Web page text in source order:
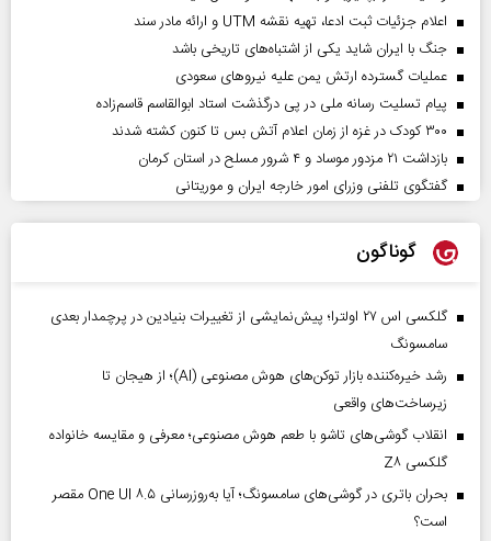
اعلام جزئیات ثبت ادعا، تهیه نقشه UTM و ارائه مادر سند
جنگ با ایران شاید یکی از اشتباه‌های تاریخی باشد
عملیات گسترده ارتش یمن علیه نیروهای سعودی
پیام تسلیت رسانه ملی در پی درگذشت استاد ابوالقاسم قاسم‌زاده
۳۰۰ کودک در غزه از زمان اعلام آتش بس تا کنون کشته شدند
بازداشت ۲۱ مزدور موساد و ۴ شرور مسلح در استان کرمان
گفتگوی تلفنی وزرای امور خارجه ایران و موریتانی
گوناگون
گلکسی اس ۲۷ اولترا؛ پیش‌نمایشی از تغییرات بنیادین در پرچمدار بعدی
سامسونگ
رشد خیره‌کننده بازار توکن‌های هوش مصنوعی (AI)؛ از هیجان تا
زیرساخت‌های واقعی
انقلاب گوشی‌های تاشو‌ با طعم هوش مصنوعی؛ معرفی و مقایسه خانواده
گلکسی Z۸
بحران باتری در گوشی‌های سامسونگ؛ آیا به‌روزرسانی One UI ۸.۵ مقصر
است؟